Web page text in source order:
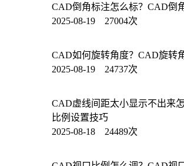
CAD倒角标注怎么标？CAD倒
2025-08-19 27004次
CAD如何旋转角度？CAD旋转
2025-08-19 24737次
CAD虚线间距太小显示不出来
比例设置技巧
2025-08-18 24489次